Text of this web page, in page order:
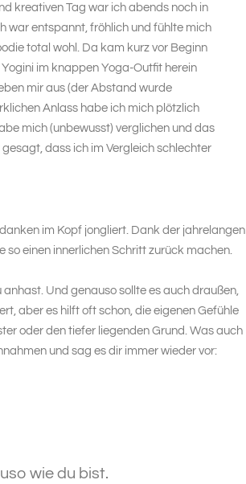
kreativen Tag war ich abends noch in
war entspannt, fröhlich und fühlte mich
total wohl. Da kam kurz vor Beginn
im knappen Yoga-Outfit herein
mir aus (der Abstand wurde
Anlass habe ich mich plötzlich
mich (unbewusst) verglichen und das
dass ich im Vergleich schlechter
im Kopf jongliert. Dank der jahrelangen
einen innerlichen Schritt zurück machen.
Und genauso sollte es auch draußen,
aber es hilft oft schon, die eigenen Gefühle
oder den tiefer liegenden Grund. Was auch
und sag es dir immer wieder vor:
wie du bist.